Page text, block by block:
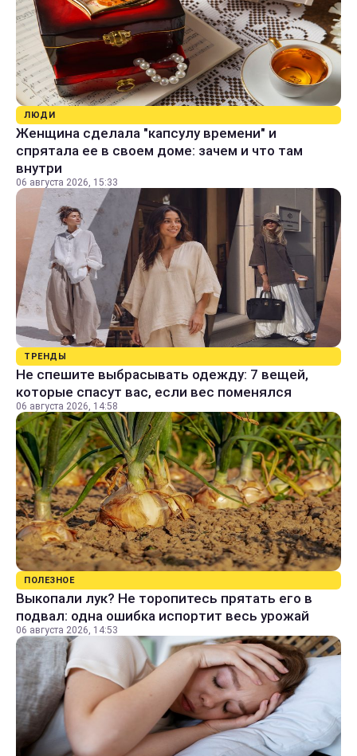
ЛЮДИ
Женщина сделала "капсулу времени" и
спрятала ее в своем доме: зачем и что там
внутри
06 августа 2026, 15:33
ТРЕНДЫ
Не спешите выбрасывать одежду: 7 вещей,
которые спасут вас, если вес поменялся
06 августа 2026, 14:58
ПОЛЕЗНОЕ
Выкопали лук? Не торопитесь прятать его в
подвал: одна ошибка испортит весь урожай
06 августа 2026, 14:53